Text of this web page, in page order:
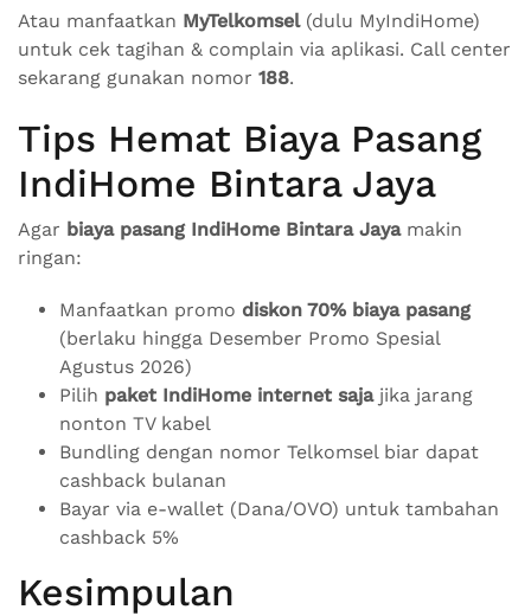
Atau manfaatkan MyTelkomsel(dulu MyIndiHome)
untuk cek tagihan & complain via aplikasi. Call center
sekarang gunakan nomor 188.
Tips Hemat Biaya Pasang
IndiHome Bintara Jaya
Agar biaya pasang IndiHome Bintara Jayamakin
ringan:
Manfaatkan promo diskon 70% biaya pasang
(berlaku hingga Desember Promo Spesial
Agustus 2026)
Pilih paket IndiHome internet sajajika jarang
nonton TV kabel
Bundling dengan nomor Telkomsel biar dapat
cashback bulanan
Bayar via e-wallet (Dana/OVO) untuk tambahan
cashback 5%
Kesimpulan